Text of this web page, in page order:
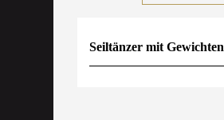
Seiltänzer mit Gewichten